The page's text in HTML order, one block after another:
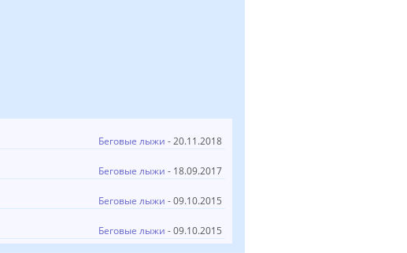
Беговые лыжи - 20.11.2018
Беговые лыжи - 18.09.2017
Беговые лыжи - 09.10.2015
Беговые лыжи - 09.10.2015